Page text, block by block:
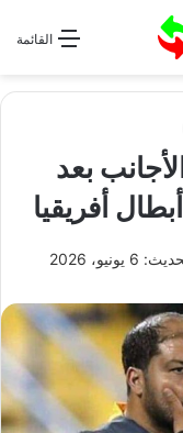
القائمة
بعد
أفريقيا
2026